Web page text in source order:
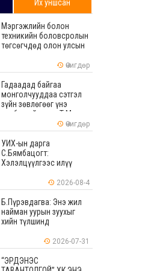
Их уншсан
Мэргэжлийн болон
техникийн боловсролын
төгсөгчдөд олон улсын
зөвшөөрөгдөх ур
чадваруудыг олгоно
Өчигдөр
Гадаадад байгаа
монголчууддаа сэтгэл
зүйн зөвлөгөөг үнэ
төлбөргүй өгдөг Т.Мөнх-
Эрдэнийг Боловсролын
тэргүүний ажилтнаар
шагналаа
Өчигдөр
УИХ-ын дарга
С.Бямбацогт:
Хэлэлцүүлгээс илүү
илүү бодит үр дүн чухал
2026-08-4
Б.Пүрэвдагва: Энэ жил
найман уурын зуухыг
хийн түлшинд
2026-07-31
“ЭРДЭНЭС